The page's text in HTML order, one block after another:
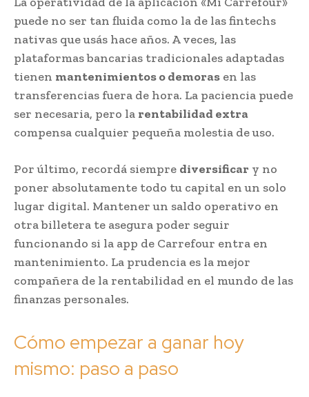
puede no ser tan fluida como la de las fintechs
nativas que usás hace años. A veces, las
plataformas bancarias tradicionales adaptadas
tienen mantenimientos o demoras en las
transferencias fuera de hora. La paciencia puede
ser necesaria, pero la rentabilidad extra
compensa cualquier pequeña molestia de uso.
Por último, recordá siempre diversificar y no
poner absolutamente todo tu capital en un solo
lugar digital. Mantener un saldo operativo en
otra billetera te asegura poder seguir
funcionando si la app de Carrefour entra en
mantenimiento. La prudencia es la mejor
compañera de la rentabilidad en el mundo de las
finanzas personales.
Cómo empezar a ganar hoy
mismo: paso a paso